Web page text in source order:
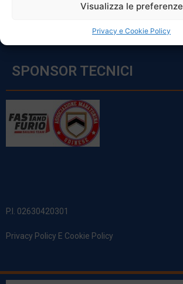
Visualizza le preferenze
Privacy e Cookie Policy
Sabato: 8:00 – 12:00
SPONSOR TECNICI
P.I. 02630420301
Privacy Policy E Cookie Policy